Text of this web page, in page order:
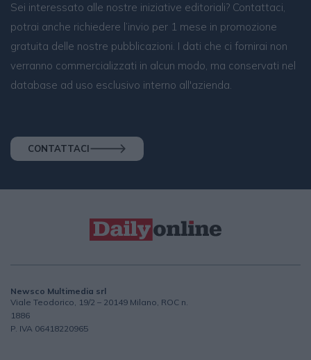
Sei interessato alle nostre iniziative editoriali? Contattaci,
potrai anche richiedere l’invio per 1 mese in promozione
gratuita delle nostre pubblicazioni. I dati che ci fornirai non
verranno commercializzati in alcun modo, ma conservati nel
database ad uso esclusivo interno all'azienda.
CONTATTACI
Newsco Multimedia srl
Viale Teodorico, 19/2 – 20149 Milano, ROC n.
1886
P. IVA 06418220965